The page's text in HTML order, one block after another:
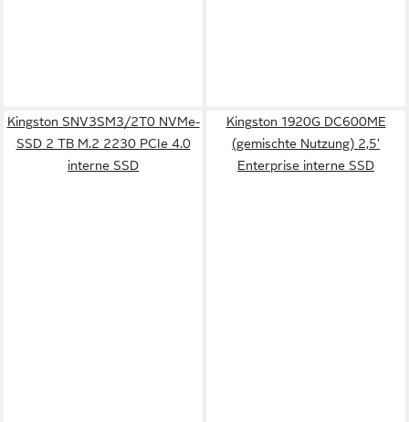
Kingston SNV3SM3/2T0 NVMe-
SSD 2 TB M.2 2230 PCIe 4.0
interne SSD
Kingston 1920G DC600ME
(gemischte Nutzung) 2,5'
Enterprise interne SSD